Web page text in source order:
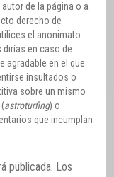
de la página o a
derecho de
el anonimato
en caso de
agradable en el que
insultados o
sobre un mismo
astroturfing) o
que incumplan
publicada. Los